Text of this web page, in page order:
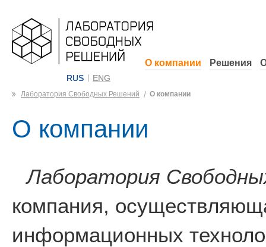
RUS ENG
О компании Решения
Лаборатория Свободных Решений О компании
О компании
Лаборатория
компания,
информационных